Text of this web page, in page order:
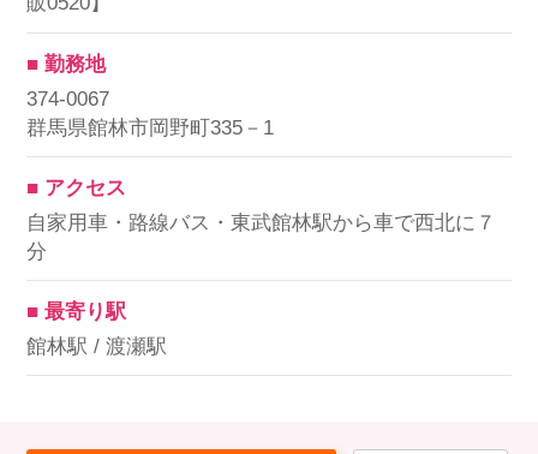
■ 勤務地
374-0067
群馬県館林市岡野町335－1
■ アクセス
自家用車・路線バス・東武館林駅から車で西北に７
分
■ 最寄り駅
館林駅 / 渡瀬駅